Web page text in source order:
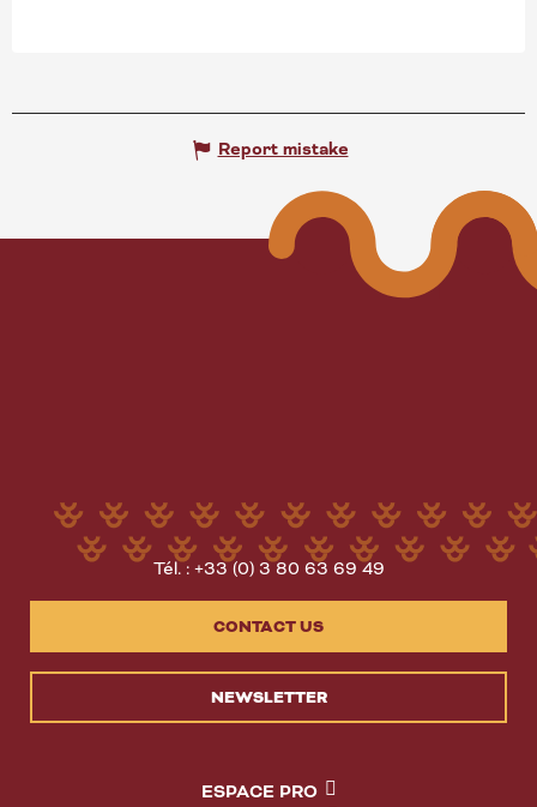
Report mistake
Tél. : +33 (0) 3 80 63 69 49
CONTACT US
NEWSLETTER
ESPACE PRO